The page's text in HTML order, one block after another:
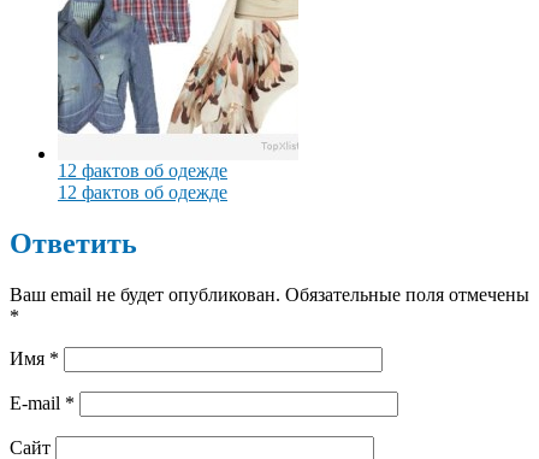
12 фактов об одежде
12 фактов об одежде
Ответить
Ваш email не будет опубликован. Обязательные поля отмечены
*
Имя *
E-mail *
Сайт